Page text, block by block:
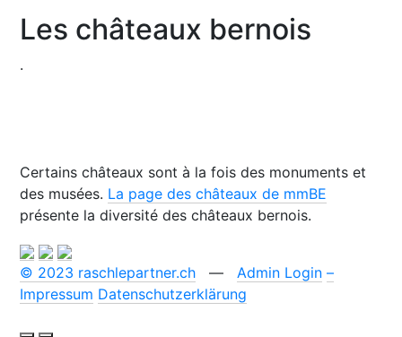
Les châteaux bernois
.
Certains châteaux sont à la fois des monuments et
des musées. La page des châteaux de mmBE
présente la diversité des châteaux bernois.
© 2023 raschlepartner.ch — Admin Login –
Impressum Datenschutzerklärung